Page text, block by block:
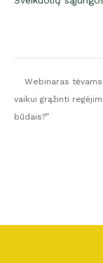
Webinaras
vaikui grąžinti
būdais?”